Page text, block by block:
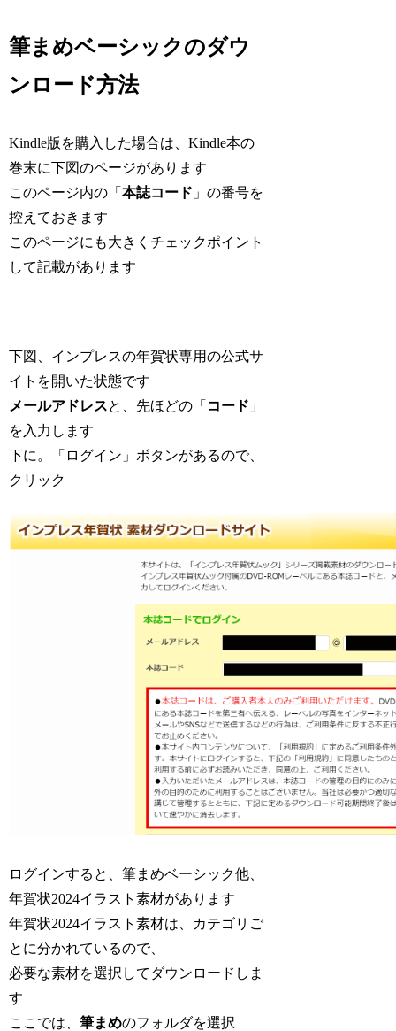
筆まめベーシックのダウ
ンロード方法
Kindle版を購入した場合は、Kindle本の
巻末に下図のページがあります
このページ内の「本誌コード 」の番号を
控えておきます
このページにも大きくチェックポイント
して記載があります
下図、インプレスの年賀状専用の公式サ
イトを開いた状態です
メールアドレスと、先ほどの「 コード 」
を入力します
下に。「ログイン」ボタンがあるので、
クリック
ログインすると、筆まめベーシック他、
年賀状2024イラスト素材があります
年賀状2024イラスト素材は、カテゴリご
とに分かれているので、
必要な素材を選択してダウンロードしま
す
ここでは、筆まめのフォルダを選択